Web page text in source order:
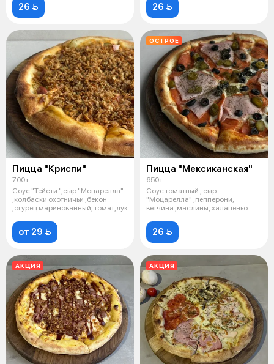
26  26 
Пицца "Криспи"
700 г
Соус "Тейсти ",сыр "Моцарелла"
,колбаски охотничьи ,бекон
,огурец маринованный, томат,лук
от 29 
ОСТРОЕ
Пицца "Мексиканская"
650 г
Соус томатный , сыр
"Моцарелла" ,пепперони,
ветчина ,маслины, халапеньо
26 
АКЦИЯ АКЦИЯ